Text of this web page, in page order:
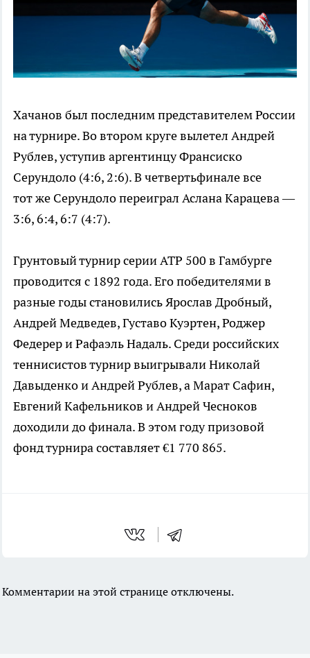
Хачанов был последним представителем России
на турнире. Во втором круге вылетел Андрей
Рублев, уступив аргентинцу Франсиско
Серундоло (4:6, 2:6). В четвертьфинале все
тот же Серундоло переиграл Аслана Карацева —
3:6, 6:4, 6:7 (4:7).
Грунтовый турнир серии ATP 500 в Гамбурге
проводится с 1892 года. Его победителями в
разные годы становились Ярослав Дробный,
Андрей Медведев, Густаво Куэртен, Роджер
Федерер и Рафаэль Надаль. Среди российских
теннисистов турнир выигрывали Николай
Давыденко и Андрей Рублев, а Марат Сафин,
Евгений Кафельников и Андрей Чесноков
доходили до финала. В этом году призовой
фонд турнира составляет €1 770 865.
Комментарии на этой странице отключены.